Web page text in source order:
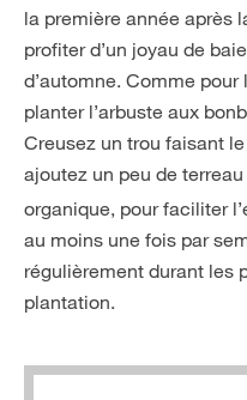
la première année après
profiter d’un joyau de
d’automne. Comme
planter l’arbuste aux
Creusez un trou faisant
ajoutez un peu de
organique, pour faciliter
au moins une fois par
régulièrement durant les
plantation.